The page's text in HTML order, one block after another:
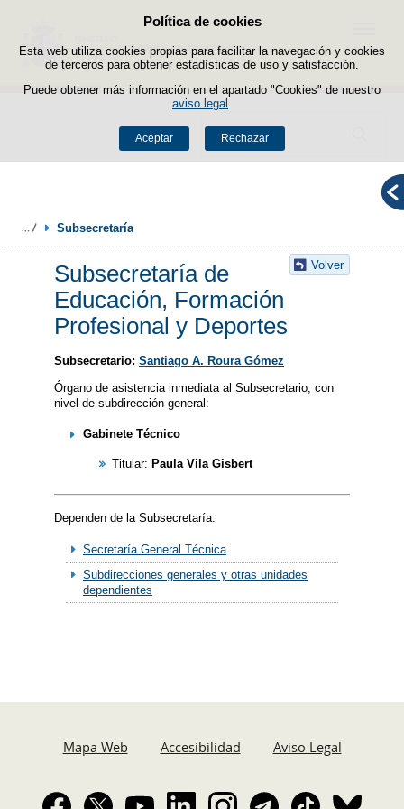
Política de cookies
Esta web utiliza cookies propias para facilitar la navegación y cookies
de terceros para obtener estadísticas de uso y satisfacción.
Puede obtener más información en el apartado "Cookies" de nuestro
aviso legal
Aceptar Rechazar
Saltar al contenido
Buscador
Menú
Subsecretaría
Volver
Subsecretaría de
Educación, Formación
Profesional y Deportes
Subsecretario: Santiago A. Roura Gómez
Órgano de asistencia inmediata al Subsecretario, con
nivel de subdirección general:
Gabinete Técnico
Titular: Paula Vila Gisbert
Dependen de la Subsecretaría:
Secretaría General Técnica
Subdirecciones generales y otras unidades
dependientes
Mapa Web Accesibilidad Aviso Legal